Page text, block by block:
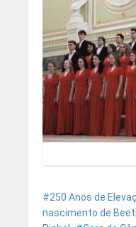
250 Anos de
nascimento de